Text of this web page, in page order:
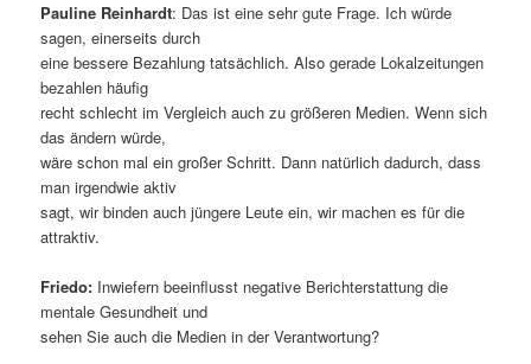
Pauline Reinhardt: Das ist eine sehr gute Frage. Ich würde
sagen, einerseits durch
eine bessere Bezahlung tatsächlich. Also gerade Lokalzeitungen
bezahlen häufig
recht schlecht im Vergleich auch zu größeren Medien. Wenn sich
das ändern würde,
wäre schon mal ein großer Schritt. Dann natürlich dadurch, dass
man irgendwie aktiv
sagt, wir binden auch jüngere Leute ein, wir machen es für die
attraktiv.
Friedo: Inwiefern beeinflusst negative Berichterstattung die
mentale Gesundheit und
sehen Sie auch die Medien in der Verantwortung?